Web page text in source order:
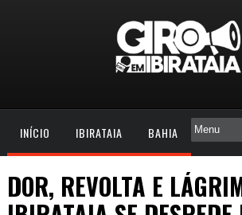
INÍCIO IBIRATAIA BAHIA
DOR, REVOLTA E